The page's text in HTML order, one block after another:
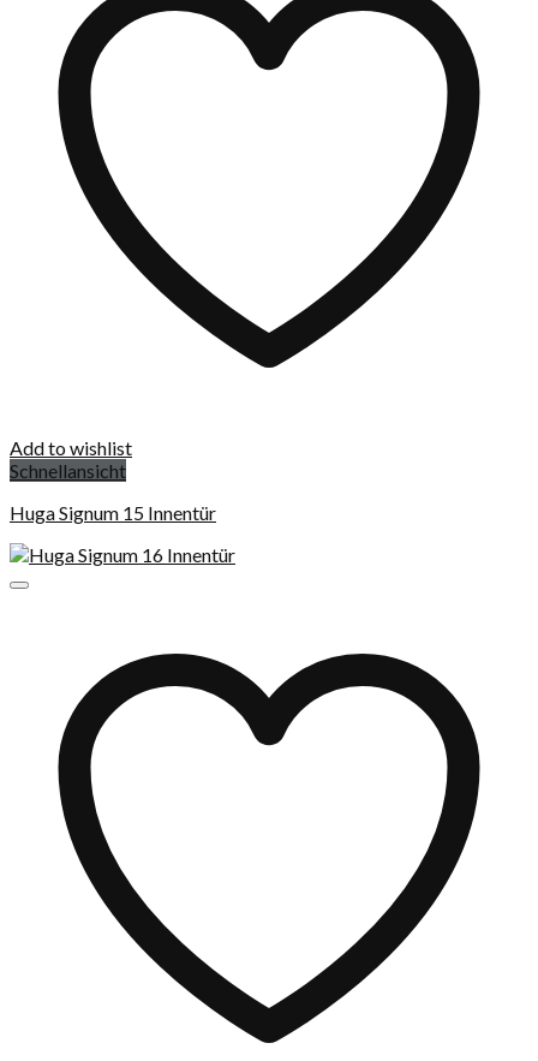
Add to wishlist
Schnellansicht
Huga Signum 15 Innentür